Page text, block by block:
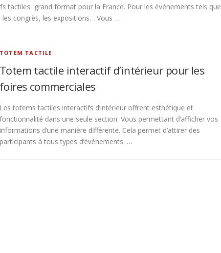
tactiles grand format pour la France. Pour les événements tels que
les congrès, les expositions… Vous …
TOTEM TACTILE
Totem tactile interactif d’intérieur pour les
foires commerciales
Les totems tactiles interactifs d’intérieur offrent esthétique et
fonctionnalité dans une seule section. Vous permettant d’afficher vos
informations d’une manière différente. Cela permet d’attirer des
participants à tous types d’événements. …